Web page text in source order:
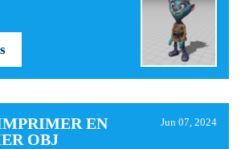
EN
OBJ
Jun 07, 2024